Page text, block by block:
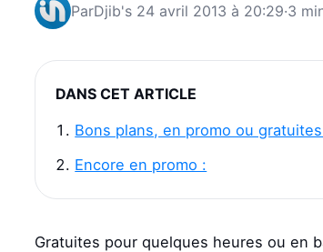
ParDjib's 24 avril 2013 à 20:29·3
DANS CET ARTICLE
Bons plans, en promo ou
Encore en promo :
Gratuites pour quelques heures ou en